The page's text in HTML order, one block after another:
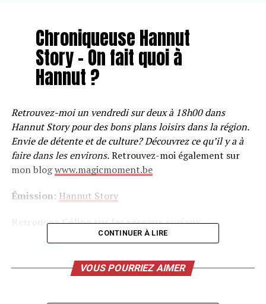
Chroniqueuse Hannut
Story – On fait quoi à
Hannut ?
Retrouvez-moi un vendredi sur deux à 18h00 dans
Hannut Story pour des bons plans loisirs dans la région.
Envie de détente et de culture? Découvrez ce qu’il y a à
faire dans les environs.Retrouvez-moi également sur
mon blogwww.magicmoment.be
Émission: Hannut Story
Retrouvez Céline sur les réseaux sociaux
CONTINUER À LIRE
VOUS POURRIEZ AIMER